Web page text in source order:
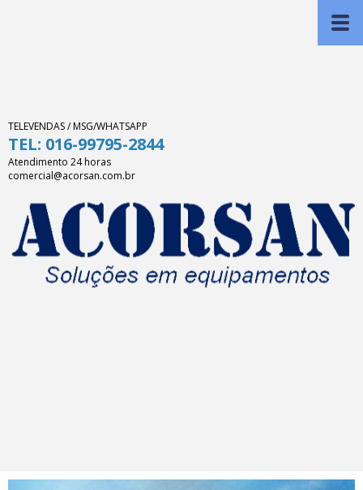
TELEVENDAS / MSG/WHATSAPP
TEL: 016-99795-2844
Atendimento 24 horas
comercial@acorsan.com.br